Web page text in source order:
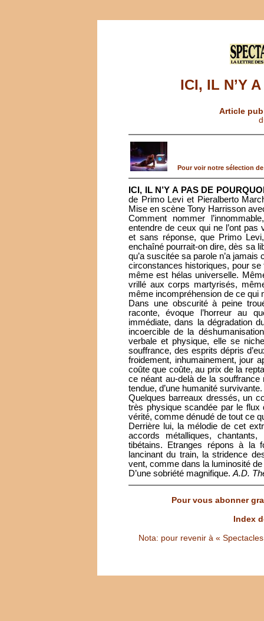
ICI, IL N’Y
Article
Pour voir notre sélection
ICI, IL N’Y A PAS DE
de Primo Levi et Pieralberto
Mise en scène Tony Harrisson
Comment nommer
entendre de ceux qui ne l’ont pas
et sans réponse, que Primo
enchaîné pourrait-on dire, dès sa
qu’a suscitée sa parole n’a
circonstances historiques, pour se
même est hélas universelle.
vrillé aux corps martyrisés,
même incompréhension de ce qui
Dans une obscurité à peine
raconte, évoque l’horreur au
immédiate, dans la dégradation
incoercible de la
verbale et physique, elle se
souffrance, des esprits dépris
froidement, inhumainement, jour
coûte que coûte, au prix de la
ce néant au-delà de la souffrance
tendue, d’une humanité survivante.
Quelques barreaux dressés, un
très physique scandée par le flux
vérité, comme dénudé de tout ce
Derrière lui, la mélodie de cet
accords métalliques,
tibétains. Etranges répons à la
lancinant du train, la stridence
vent, comme dans la luminosité de
D’une sobriété magnifique. A.D.
Pour vous abonner
Index
Nota: pour revenir à «